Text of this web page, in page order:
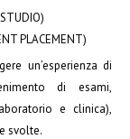
PLACEMENT)
un’esperienza di
di esami,
e clinica),
svolte.